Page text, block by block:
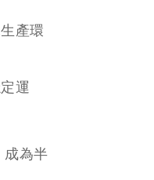
產環
運
成為半